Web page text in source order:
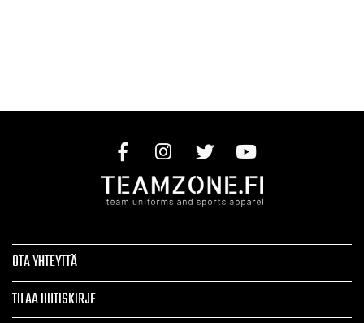
OTA YHTEYTTÄ
TILAA UUTISKIRJE